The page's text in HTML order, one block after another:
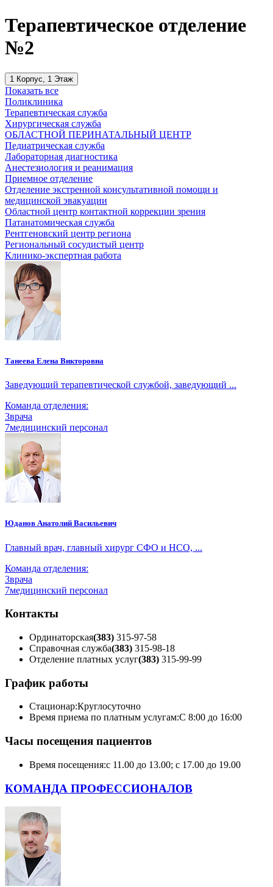
Терапевтическое отделение
№2
1 Корпус, 1 Этаж
Показать все
Поликлиника
Терапевтическая служба
Хирургическая служба
ОБЛАСТНОЙ ПЕРИНАТАЛЬНЫЙ ЦЕНТР
Педиатрическая служба
Лабораторная диагностика
Анестезиология и реанимация
Приемное отделение
Отделение экстренной консультативной помощи и
медицинской эвакуации
Областной центр контактной коррекции зрения
Патанатомическая служба
Рентгеновский центр региона
Региональный сосудистый центр
Клинико-экспертная работа
Танеева Елена Викторовна
Заведующий терапевтической службой, заведующий ...
Команда отделения:
3врача
7медицинский персонал
Юданов Анатолий Васильевич
Главный врач, главный хирург СФО и НСО, ...
Команда отделения:
3врача
7медицинский персонал
Контакты
Ординаторская(383) 315-97-58
Справочная служба(383) 315-98-18
Отделение платных услуг(383) 315-99-99
График работы
Стационар:Круглосуточно
Время приема по платным услугам:С 8:00 до 16:00
Часы посещения пациентов
Время посещения:с 11.00 до 13.00; с 17.00 до 19.00
КОМАНДА ПРОФЕССИОНАЛОВ